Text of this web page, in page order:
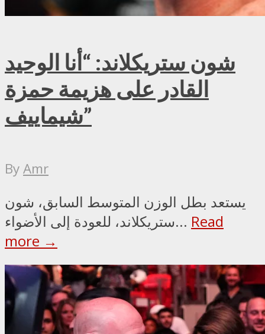
شون ستريكلاند: “أنا الوحيد
القادر على هزيمة حمزة
شيماييف”
ByAmr
يستعد بطل الوزن المتوسط السابق، شون
ستريكلاند، للعودة إلى الأضواء... Read
more →